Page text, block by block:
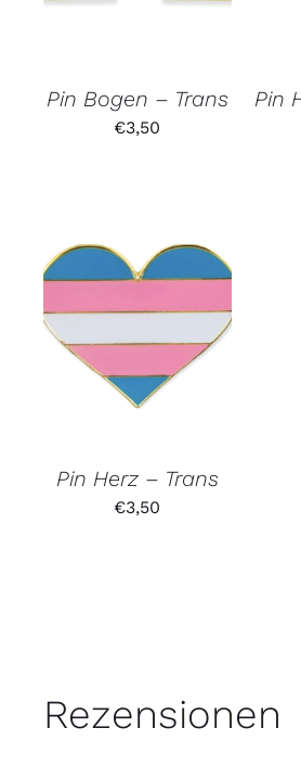
Pin Bogen – Trans
€3,50
Pin
Pin Herz – Trans
€3,50
Rezensionen